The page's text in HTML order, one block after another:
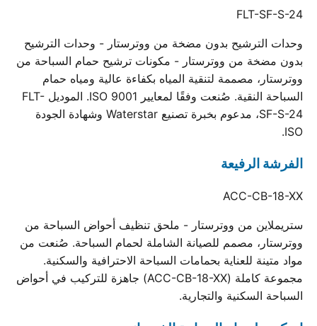
FLT-SF-S-24
وحدات الترشيح بدون مضخة من ووترستار - وحدات الترشيح
بدون مضخة من ووترستار - مكونات ترشيح حمام السباحة من
ووترستار، مصممة لتنقية المياه بكفاءة عالية ومياه حمام
السباحة النقية. صُنعت وفقًا لمعايير ISO 9001. الموديل FLT-
SF-S-24، مدعوم بخبرة تصنيع Waterstar وشهادة الجودة
ISO.
الفرشة الرفيعة
ACC-CB-18-XX
ستريملاين من ووترستار - ملحق تنظيف أحواض السباحة من
ووترستار، مصمم للصيانة الشاملة لحمام السباحة. صُنعت من
مواد متينة للعناية بحمامات السباحة الاحترافية والسكنية.
مجموعة كاملة (ACC-CB-18-XX) جاهزة للتركيب في أحواض
السباحة السكنية والتجارية.